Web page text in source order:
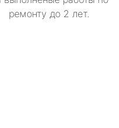
ремонту до 2 лет.